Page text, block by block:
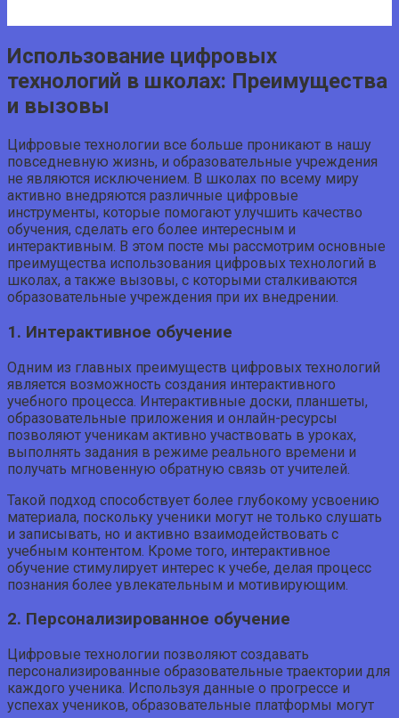
Использование цифровых
технологий в школах: Преимущества
и вызовы
Цифровые технологии все больше проникают в нашу
повседневную жизнь, и образовательные учреждения
не являются исключением. В школах по всему миру
активно внедряются различные цифровые
инструменты, которые помогают улучшить качество
обучения, сделать его более интересным и
интерактивным. В этом посте мы рассмотрим основные
преимущества использования цифровых технологий в
школах, а также вызовы, с которыми сталкиваются
образовательные учреждения при их внедрении.
1. Интерактивное обучение
Одним из главных преимуществ цифровых технологий
является возможность создания интерактивного
учебного процесса. Интерактивные доски, планшеты,
образовательные приложения и онлайн-ресурсы
позволяют ученикам активно участвовать в уроках,
выполнять задания в режиме реального времени и
получать мгновенную обратную связь от учителей.
Такой подход способствует более глубокому усвоению
материала, поскольку ученики могут не только слушать
и записывать, но и активно взаимодействовать с
учебным контентом. Кроме того, интерактивное
обучение стимулирует интерес к учебе, делая процесс
познания более увлекательным и мотивирующим.
2. Персонализированное обучение
Цифровые технологии позволяют создавать
персонализированные образовательные траектории для
каждого ученика. Используя данные о прогрессе и
успехах учеников, образовательные платформы могут